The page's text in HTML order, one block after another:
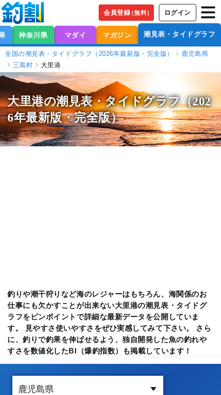
会員登録（無料） ログイン
神奈川県 マダイ マガジン 潮見表・タイドグラフ
全国の潮見表・タイドグラフ（2026年最新版・完全版）
鹿児島県
三島村
大里港
大里港の潮見表・タイドグラフ（202
6年最新版・完全版）
釣りや潮干狩りなど海のレジャーはもちろん、海関係のお
仕事にも欠かすことが出来ない大里港の潮見表・タイドグ
ラフをピンポイントで詳細な最新データを公開していま
す。 見やすさ使いやすさをぜひ実感してみて下さい。 さら
に、釣りで釣果を伸ばせるよう、独自開発した魚の釣れや
すさを数値化したBI（爆釣指数）も掲載しています！